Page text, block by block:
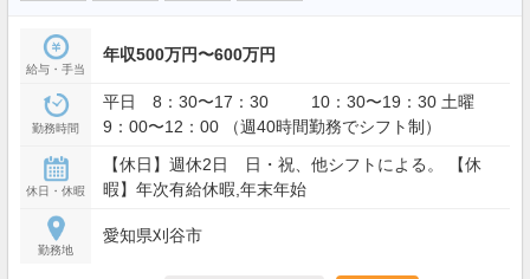
給与・手当
年収500万円〜600万円
勤務時間
平日 8：30〜17：30 10：30〜19：30 土曜
9：00〜12：00 （週40時間勤務でシフト制）
休日・休暇
【休日】週休2日 日・祝、他シフトによる。 【休
暇】年次有給休暇,年末年始
勤務地
愛知県刈谷市